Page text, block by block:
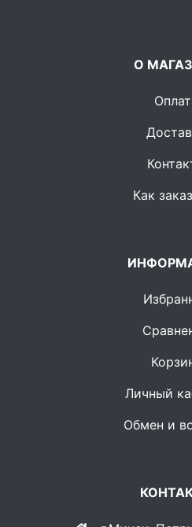
О
Как
Личный
Обмен и